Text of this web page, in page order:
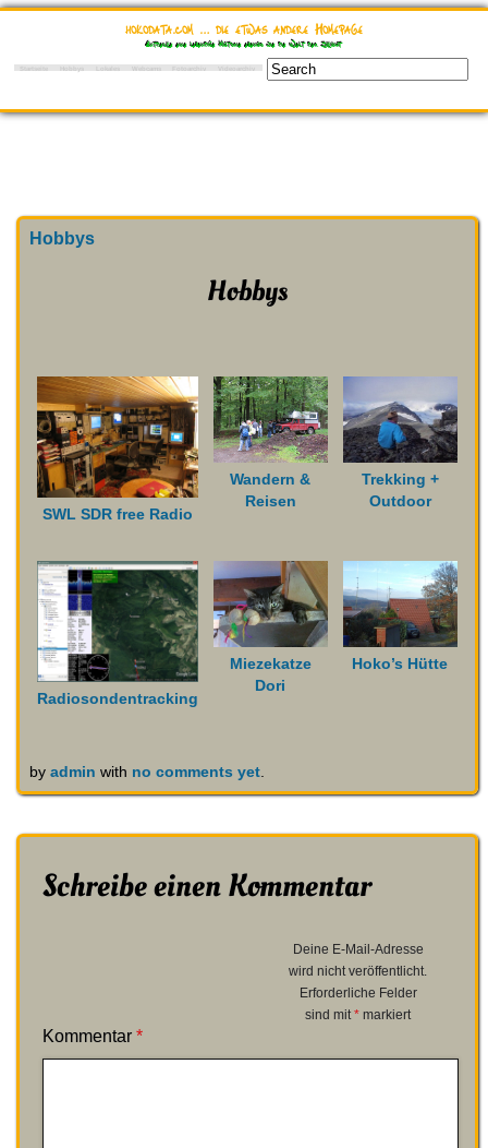
hokodata.com … die etwas andere Homepage
Entdecke eine lebendige Historie ebenso wie die Welt der Zukunft
Hobbys
Hobbys
SWL SDR free Radio
Wandern &
Reisen
Trekking +
Outdoor
Radiosondentracking
Miezekatze
Dori
Hoko’s Hütte
by admin with no comments yet.
Schreibe einen Kommentar
Deine E-Mail-Adresse
wird nicht veröffentlicht.
Erforderliche Felder
sind mit* markiert
Kommentar *